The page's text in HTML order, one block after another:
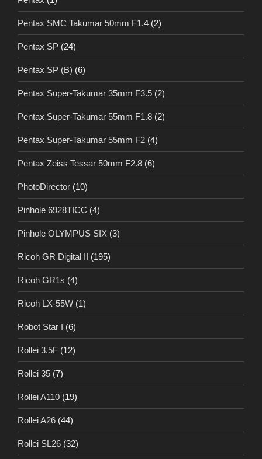
Pentax SMC Takumar 50mm F1.4 (2)
Pentax SP (24)
Pentax SP (B) (6)
Pentax Super-Takumar 35mm F3.5 (2)
Pentax Super-Takumar 55mm F1.8 (2)
Pentax Super-Takumar 55mm F2 (4)
Pentax Zeiss Tessar 50mm F2.8 (6)
PhotoDirector (10)
Pinhole 6928TICC (4)
Pinhole OLYMPUS SIX (3)
Ricoh GR Digital II (195)
Ricoh GR1s (4)
Ricoh LX-55W (1)
Robot Star I (6)
Rollei 3.5F (12)
Rollei 35 (7)
Rollei A110 (19)
Rollei A26 (44)
Rollei SL26 (32)